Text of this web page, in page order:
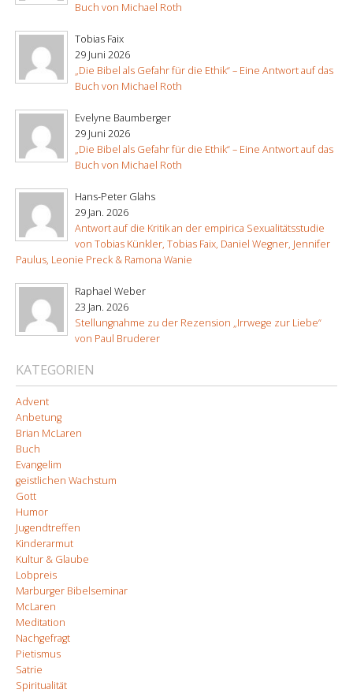
Buch von Michael Roth
Tobias Faix
29 Juni 2026
„Die Bibel als Gefahr für die Ethik“ – Eine Antwort auf das
Buch von Michael Roth
Evelyne Baumberger
29 Juni 2026
„Die Bibel als Gefahr für die Ethik“ – Eine Antwort auf das
Buch von Michael Roth
Hans-Peter Glahs
29 Jan. 2026
Antwort auf die Kritik an der empirica Sexualitätsstudie
von Tobias Künkler, Tobias Faix, Daniel Wegner, Jennifer
Paulus, Leonie Preck & Ramona Wanie
Raphael Weber
23 Jan. 2026
Stellungnahme zu der Rezension „Irrwege zur Liebe“
von Paul Bruderer
KATEGORIEN
Advent
Anbetung
Brian McLaren
Buch
Evangelim
geistlichen Wachstum
Gott
Humor
Jugendtreffen
Kinderarmut
Kultur & Glaube
Lobpreis
Marburger Bibelseminar
McLaren
Meditation
Nachgefragt
Pietismus
Satrie
Spiritualität